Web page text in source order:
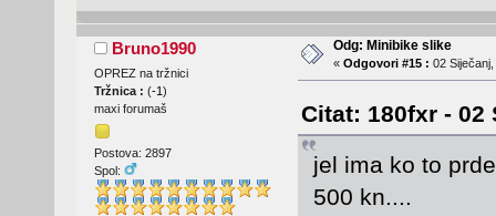
Bruno1990
OPREZ na tržnici
Tržnica : (-1)
maxi forumaš
Postova: 2897
Spol:
Odg: Minibike slike
« Odgovori #15 : 02
Citat: 180fxr - 02
jel ima ko to
500 kn....